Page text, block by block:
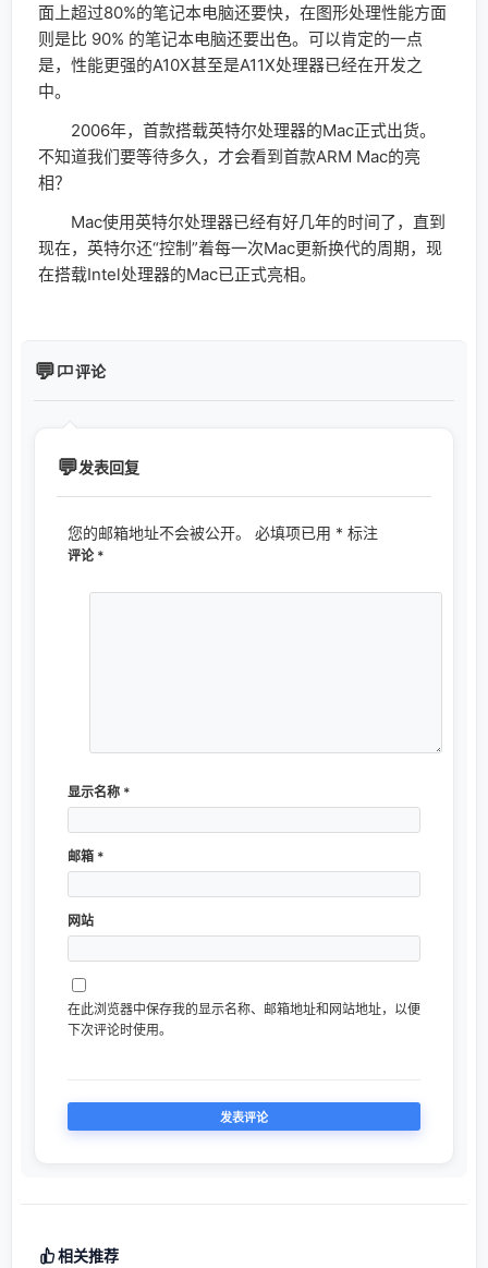
面上超过80%的笔记本电脑还要快，在图形处理性能方面
则是比 90% 的笔记本电脑还要出色。可以肯定的一点
是，性能更强的A10X甚至是A11X处理器已经在开发之
中。
2006年，首款搭载英特尔处理器的Mac正式出货。
不知道我们要等待多久，才会看到首款ARM Mac的亮
相？
Mac使用英特尔处理器已经有好几年的时间了，直到
现在，英特尔还“控制”着每一次Mac更新换代的周期，现
在搭载Intel处理器的Mac已正式亮相。
评论
发表回复
您的邮箱地址不会被公开。 必填项已用 * 标注
评论 *
显示名称 *
邮箱 *
网站
在此浏览器中保存我的显示名称、邮箱地址和网站地址，以便
下次评论时使用。
相关推荐